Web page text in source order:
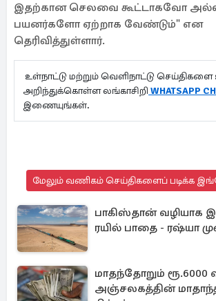
இதற்கான செலவை கூட்டாகவோ
பயனர்களோ ஏற்றாக வேண்டும்" என
தெரிவித்துள்ளார்.
உள்நாட்டு மற்றும் வெளிநாட்டு
அறிந்துக்கொள்ள லங்காசிறி WHATSAPP
இணையுங்கள்.
மேலும் வணிகம் செய்திகளைப் படிக்க
பாகிஸ்தான் வழியாக
ரயில் பாதை - ரஷ்யா
மாதந்தோறும் ரூ.6000
அஞ்சலகத்தின்